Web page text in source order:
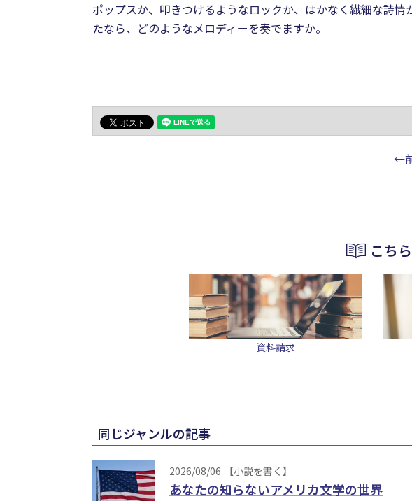
ポップスか、叩きつけるようなロックか、はかなく繊細な詩
たなら、どのようなメロディーを奏でますか。
←
こち
資料請求
同じジャンルの記事
2026/08/06 【小説を書く】
あなたの知らないアメリカ文学の世界